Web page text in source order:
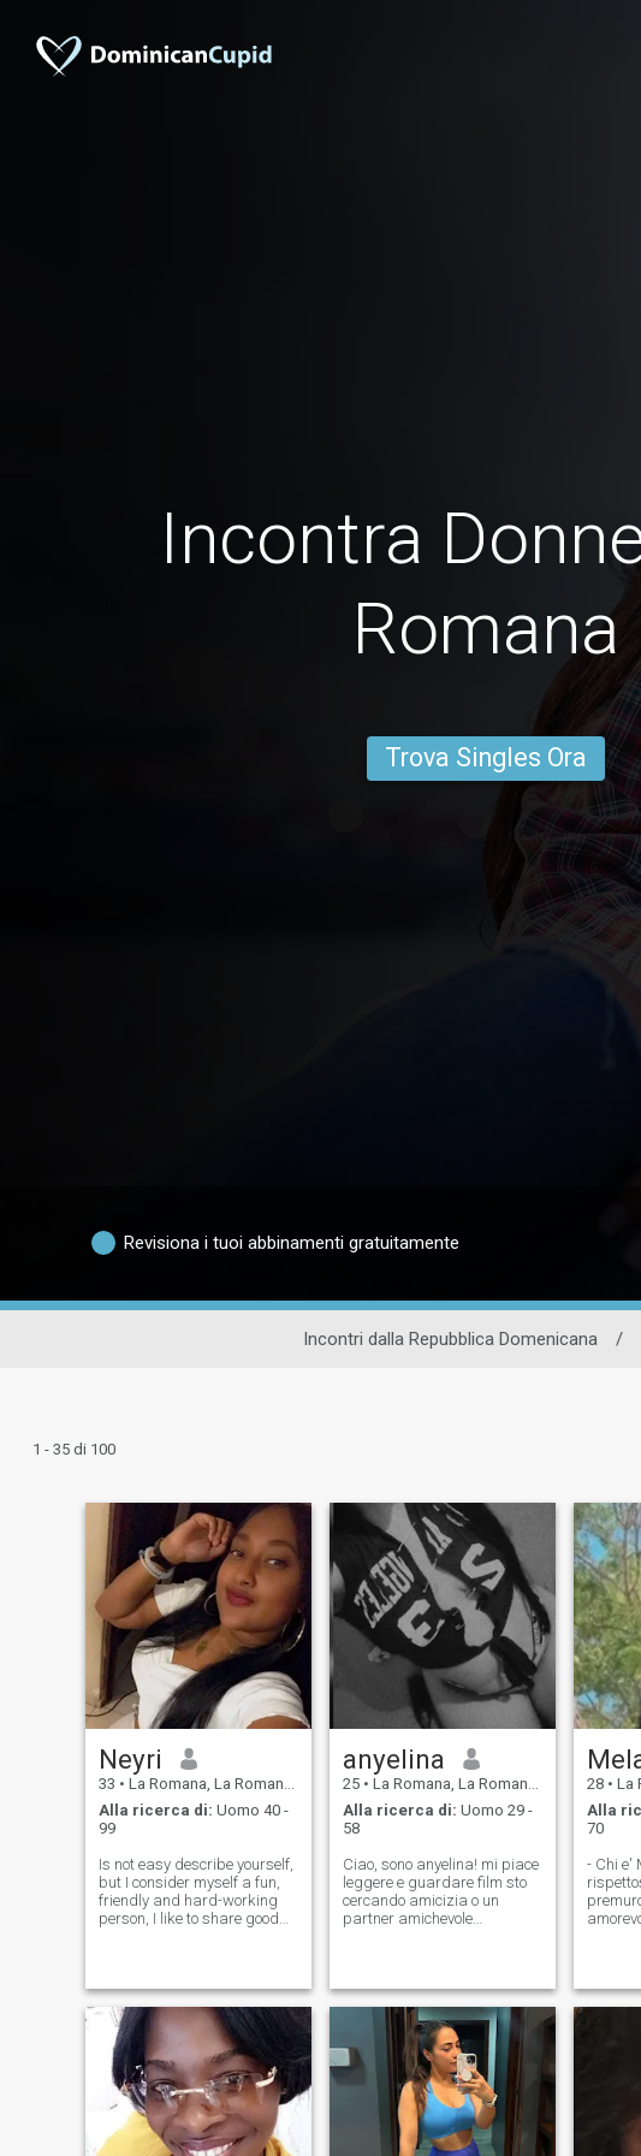
Incontra
Romana
Trova Singles Ora
Revisiona i tuoi abbinamenti gratuitamente
Incontri dalla Repubblica Domenicana /
1 - 35 di 100
Neyri
33 • La Romana, La Romana, Rep. Dominicana
Alla ricerca di: Uomo 40 -
99
Is not easy describe yourself,
but I consider myself a fun,
friendly and hard-working
person, I like to share good
cooking, it is one of my
favorite things apart from
spend
anyelina
25 • La Romana, La Romana, Rep. Dominicana
Alla ricerca di: Uomo 29 -
58
Ciao, sono anyelina! mi piace
leggere e guardare film sto
cercando amicizia o un
partner amichevole
persona poiché è molto
prezioso ho 23 anni e sono
molto chiaro cosa voglio sono
molto carismatico e
affettuoso mi piace conoscere
💋❤️ spero che trascorra una
bella giornata
28 • La
Alla
70
- Chi e'
giocare
che